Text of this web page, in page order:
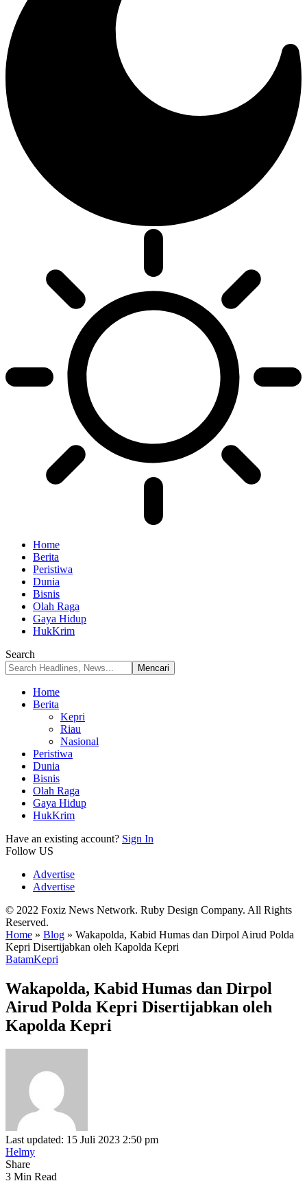
Home
Berita
Peristiwa
Dunia
Bisnis
Olah Raga
Gaya Hidup
HukKrim
Search
Home
Berita
Kepri
Riau
Nasional
Peristiwa
Dunia
Bisnis
Olah Raga
Gaya Hidup
HukKrim
Have an existing account? Sign In
Follow US
Advertise
Advertise
© 2022 Foxiz News Network. Ruby Design Company. All Rights
Reserved.
Home » Blog » Wakapolda, Kabid Humas dan Dirpol Airud Polda
Kepri Disertijabkan oleh Kapolda Kepri
BatamKepri
Wakapolda, Kabid Humas dan Dirpol
Airud Polda Kepri Disertijabkan oleh
Kapolda Kepri
Last updated: 15 Juli 2023 2:50 pm
Helmy
Share
3 Min Read